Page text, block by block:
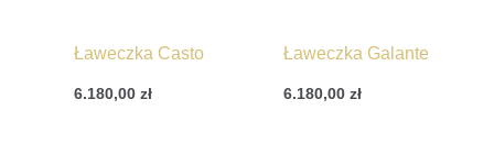
Ławeczka Casto
6.180,00 zł
Ławeczka Galante
6.180,00zł